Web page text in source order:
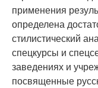
применения
определена
стилистический
спецкурсы и
заведениях и
посвященные